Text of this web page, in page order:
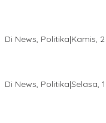
Di News, Politika|Kamis,
Di News, Politika|Selasa,